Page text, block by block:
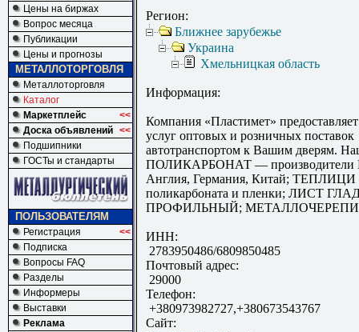
Цены на биржах
Вопрос месяца
Публикации
Цены и прогнозы
МЕТАЛЛОТОРГОВЛЯ
Металлоторговля
Каталог
Маркетплейс
<<
Доска объявлений <<
Подшипники
ГОСТы и стандарты
ПОЛЬЗОВАТЕЛЯМ
Регистрация
<<
Подписка
Вопросы FAQ
Разделы
Информеры
Выставки
Реклама
Регион:
Ближнее зарубежье
Украина
Хмельницкая область
Информация:
Компания «Пластимет»
услуг оптовых и розничных поставок
автотранспортом к Вашим дверям.
ПОЛИКАРБОНАТ — производители
Англия, Германия, Китай;
поликарбоната и пленки; ЛИСТ
ПРОФИЛЬНЫЙ;
ИНН:
2783950486/6809850485
Почтовый адрес:
29000
Телефон:
+380973982727,+380673543767
Сайт: